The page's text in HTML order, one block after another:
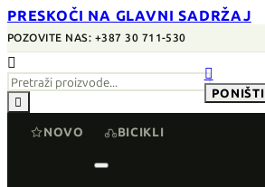
PRESKOČI NA GLAVNI SADRŽAJ
POZOVITE NAS: +387 30 711-530



PONIŠTI
NOVO BICIKLI